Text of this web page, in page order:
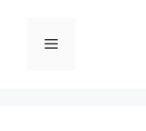
فهرست